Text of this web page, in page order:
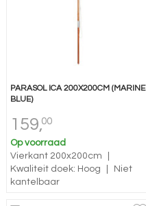
PARASOL ICA 200X200CM (MARINE
BLUE)
159,00
Op voorraad
Vierkant 200x200cm
Kwaliteit doek: Hoog
Niet
kantelbaar